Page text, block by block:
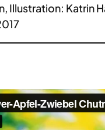
Illustration: Katrin